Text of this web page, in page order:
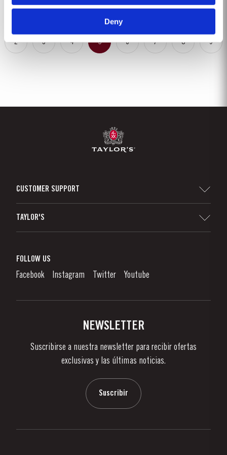
Deny
2 3 4 5 6 7 8 9
CUSTOMER SUPPORT
Denunciation Platform
Links
TAYLOR'S
¿Qué Es El Vino De Oporto?
Disfrutando el Vino de Oporto
Noticias
FOLLOW US
Facebook Instagram Twitter Youtube
NEWSLETTER
Suscribirse a nuestra newsletter para recibir ofertas
exclusivas y las últimas noticias.
Suscribir